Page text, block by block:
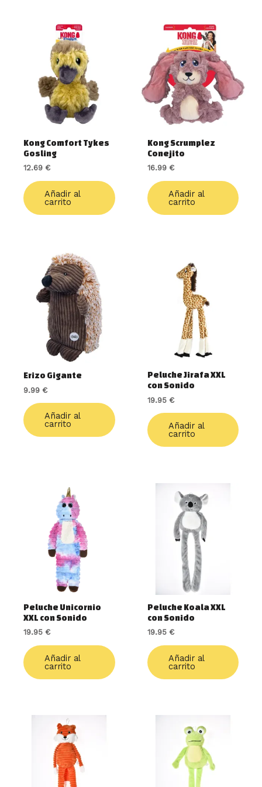
Kong Comfort Tykes
Gosling
12.69 €
Añadir al
carrito
Kong Scrumplez
Conejito
16.99 €
Añadir al
carrito
Erizo Gigante
9.99 €
Añadir al
carrito
Peluche Jirafa XXL
con Sonido
19.95 €
Añadir al
carrito
Peluche Unicornio
XXL con Sonido
19.95 €
Añadir al
carrito
Peluche Koala XXL
con Sonido
19.95 €
Añadir al
carrito